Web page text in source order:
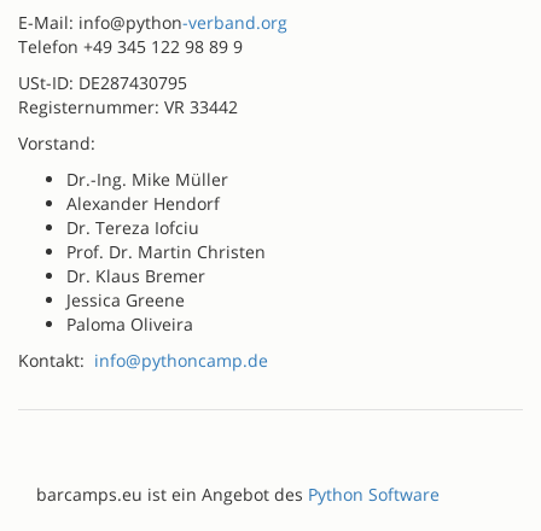
E-Mail: info@python-verband.org
Telefon +49 345 122 98 89 9
USt-ID: DE287430795
Registernummer: VR 33442
Vorstand:
Dr.-Ing. Mike Müller
Alexander Hendorf
Dr. Tereza Iofciu
Prof. Dr. Martin Christen
Dr. Klaus Bremer
Jessica Greene
Paloma Oliveira
Kontakt: info@pythoncamp.de
barcamps.eu ist ein Angebot des Python Software